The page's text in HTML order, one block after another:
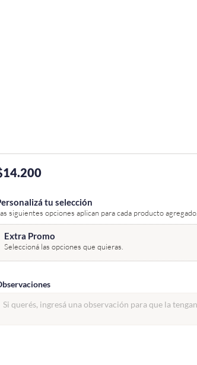
tu selección
siguientes opciones aplican para cada producto agregado.
Extra Promo
Seleccioná las opciones que quieras.